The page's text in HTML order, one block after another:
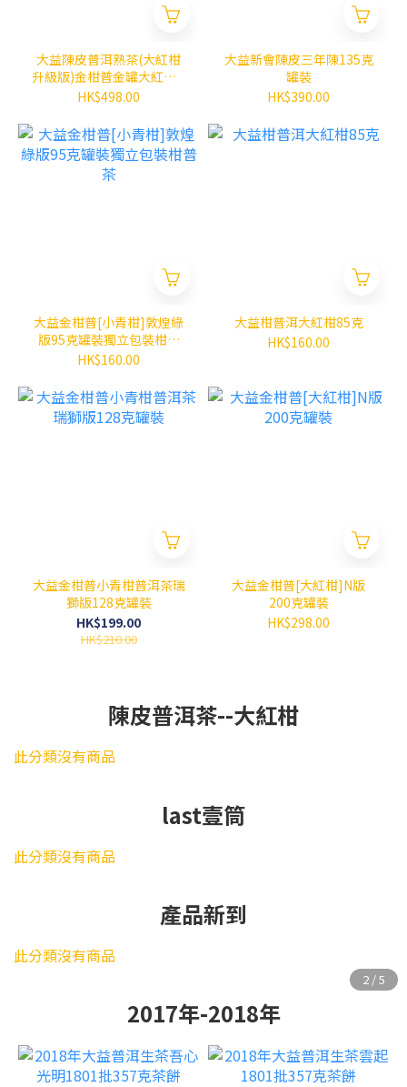
大益陳皮普洱熟茶(大紅柑
升級版)金柑普金罐大紅柑N
版200克
HK$498.00
大益新會陳皮三年陳135克
罐裝
HK$390.00
大益金柑普[小青柑]敦煌綠
版95克罐裝獨立包裝柑普
茶
HK$160.00
大益柑普洱大紅柑85克
HK$160.00
大益金柑普小青柑普洱茶瑞
獅版128克罐裝
HK$199.00
HK$210.00
大益金柑普[大紅柑]N版
200克罐裝
HK$298.00
陳皮普洱茶--大紅柑
此分類沒有商品
last壹筒
此分類沒有商品
產品新到
此分類沒有商品
2017年-2018年